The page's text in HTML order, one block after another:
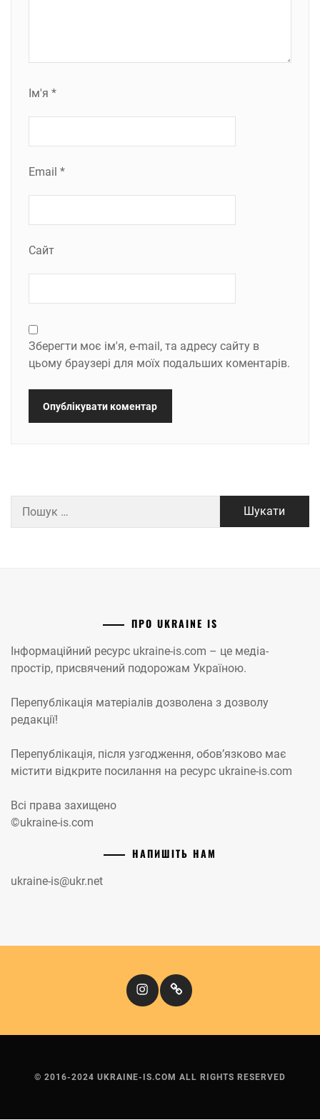
Ім'я *
Email *
Сайт
Зберегти моє ім'я, e-mail, та адресу сайту в
цьому браузері для моїх подальших коментарів.
ПРО UKRAINE IS
Інформаційний ресурс ukraine-is.com – це медіа-
простір, присвячений подорожам Україною.
Перепублікація матеріалів дозволена з дозволу
редакції!
Перепублікація, після узгодження, обов’язково має
містити відкрите посилання на ресурс ukraine-is.com
Всі права захищено
©ukraine-is.com
НАПИШІТЬ НАМ
ukraine-is@ukr.net
InstagramКіномандри
© 2016-2024 UKRAINE-IS.COM ALL RIGHTS RESERVED